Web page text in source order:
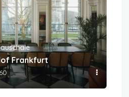
Frankfurt